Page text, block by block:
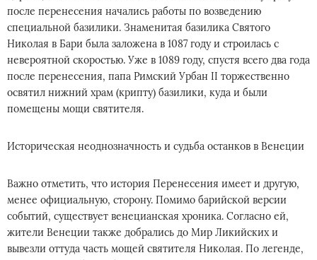
после перенесения начались работы по возведению
специальной базилики. Знаменитая базилика Святого
Николая в Бари была заложена в 1087 году и строилась с
невероятной скоростью. Уже в 1089 году, спустя всего два года
после перенесения, папа Римский Урбан II торжественно
освятил нижний храм (крипту) базилики, куда и были
помещены мощи святителя.
Историческая неоднозначность и судьба останков в Венеции
Важно отметить, что история Перенесения имеет и другую,
менее официальную, сторону. Помимо барийской версии
событий, существует венецианская хроника. Согласно ей,
жители Венеции также добрались до Мир Ликийских и
вывезли оттуда часть мощей святителя Николая. По легенде,